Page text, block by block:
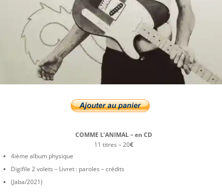
COMME L’ANIMAL – en CD
11 titres – 20€
4ième album physique
Digifile 2 volets – Livret : paroles – crédits
(Jaba/2021)